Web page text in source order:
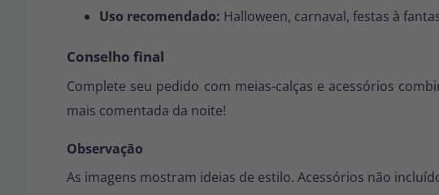
Uso recomendado: Halloween, carnaval, festas à
Conselho final
Complete seu pedido com meias-calças e acessórios
mais comentada da noite!
Observação
As imagens mostram ideias de estilo. Acessórios não